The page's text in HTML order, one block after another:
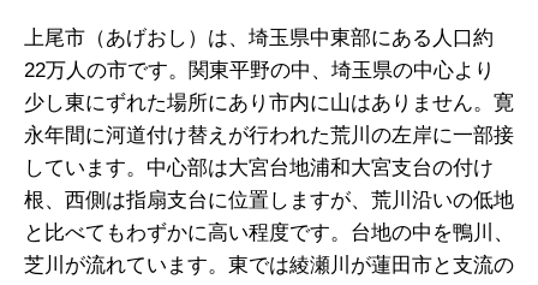
上尾市（あげおし）は、埼玉県中東部にある人口約
22万人の市です。関東平野の中、埼玉県の中心より
少し東にずれた場所にあり市内に山はありません。寛
永年間に河道付け替えが行われた荒川の左岸に一部接
しています。中心部は大宮台地浦和大宮支台の付け
根、西側は指扇支台に位置しますが、荒川沿いの低地
と比べてもわずかに高い程度です。台地の中を鴨川、
芝川が流れています。東では綾瀬川が蓮田市と支流の